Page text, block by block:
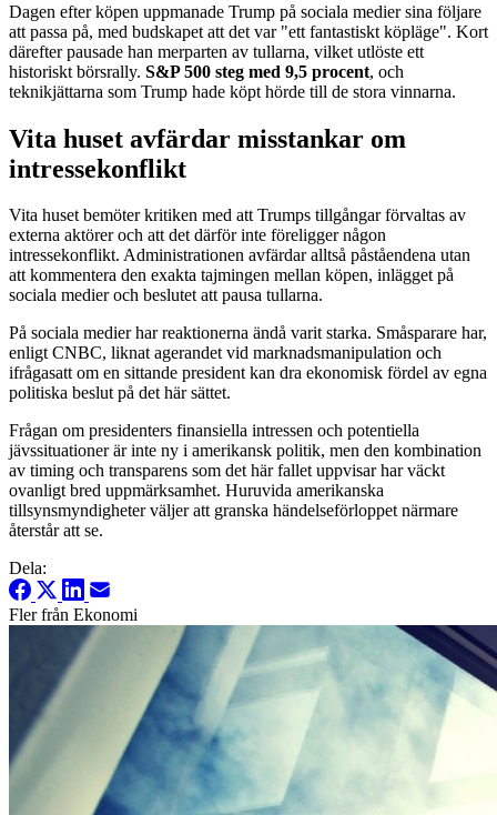
Dagen efter köpen uppmanade Trump på sociala medier sina följare
att passa på, med budskapet att det var "ett fantastiskt köpläge". Kort
därefter pausade han merparten av tullarna, vilket utlöste ett
historiskt börsrally. S&P 500 steg med 9,5 procent, och
teknikjättarna som Trump hade köpt hörde till de stora vinnarna.
Vita huset avfärdar misstankar om
intressekonflikt
Vita huset bemöter kritiken med att Trumps tillgångar förvaltas av
externa aktörer och att det därför inte föreligger någon
intressekonflikt. Administrationen avfärdar alltså påståendena utan
att kommentera den exakta tajmingen mellan köpen, inlägget på
sociala medier och beslutet att pausa tullarna.
På sociala medier har reaktionerna ändå varit starka. Småsparare har,
enligt CNBC, liknat agerandet vid marknadsmanipulation och
ifrågasatt om en sittande president kan dra ekonomisk fördel av egna
politiska beslut på det här sättet.
Frågan om presidenters finansiella intressen och potentiella
jävssituationer är inte ny i amerikansk politik, men den kombination
av timing och transparens som det här fallet uppvisar har väckt
ovanligt bred uppmärksamhet. Huruvida amerikanska
tillsynsmyndigheter väljer att granska händelseförloppet närmare
återstår att se.
Dela:
Fler från Ekonomi